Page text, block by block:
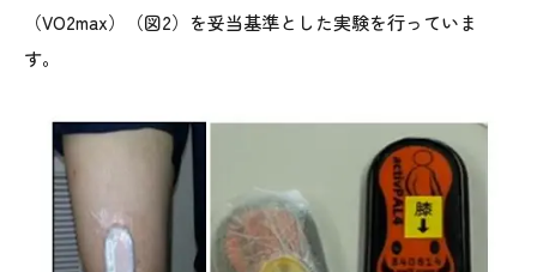
（VO2max）（図2）を妥当基準とした実験を行っていま
す。